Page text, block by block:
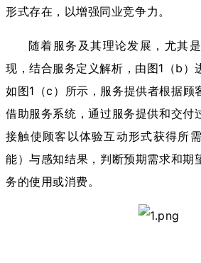
形式存在，以增强同业竞争力。
随着服务及其理论发展，尤其
现，结合服务定义解析，由图1（b）
如图1（c）所示，服务提供者根据顾
借助服务系统，通过服务提供和交付
接触使顾客以体验互动形式获得所
能）与感知结果，判断预期需求和期
务的使用或消费。